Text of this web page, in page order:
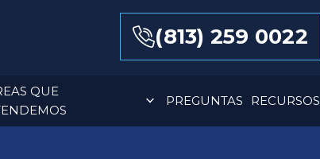
(813) 259 0022
QUE
PREGUNTAS RECURSOS